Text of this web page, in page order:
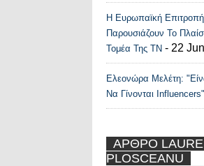
Η Ευρωπαϊκή
Παρουσιάζουν Το
Τομέα Της ΤΝ - 22
Ελεονώρα Μελέτη:
Να Γίνονται Influencers"
ΑΡΘΡΟ
PLOSCEANU